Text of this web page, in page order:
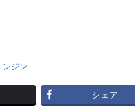
ンジン-
シェア